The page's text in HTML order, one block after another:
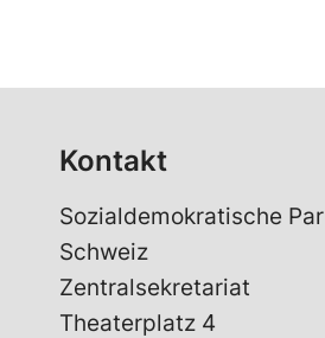
Kontakt
Sozialdemokratische
Schweiz
Zentralsekretariat
Theaterplatz 4